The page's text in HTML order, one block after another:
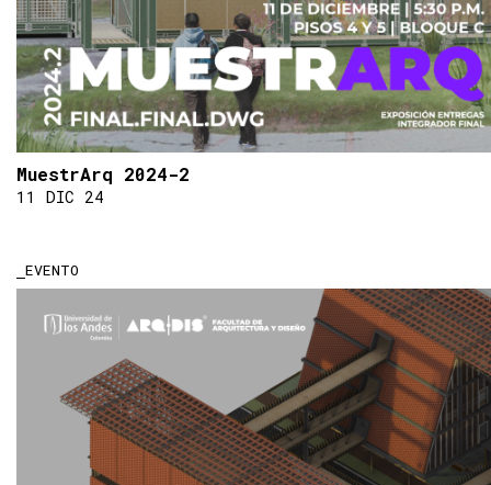
MuestrArq 2024-2
11 DIC 24
EVENTO